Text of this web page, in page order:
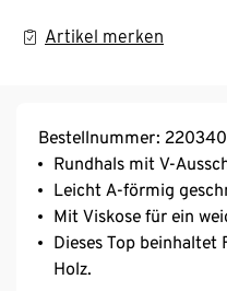
Artikel merken
Bestellnummer: 220340
Rundhals mit V-
Leicht A-förmig
Mit Viskose für ein
Dieses Top beinhaltet
Holz.